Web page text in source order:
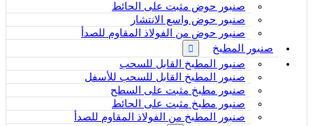
صنبور حوض مثبت على الحائط
صنبور حوض واسع الانتشار
صنبور حوض من الفولاذ المقاوم للصدأ
صنبور المطبخ
صنبور المطبخ القابل للسحب
صنبور المطبخ القابل للسحب للأسفل
صنبور مطبخ مثبت على السطح
صنبور مطبخ مثبت على الحائط
صنبور المطبخ من الفولاذ المقاوم للصدأ